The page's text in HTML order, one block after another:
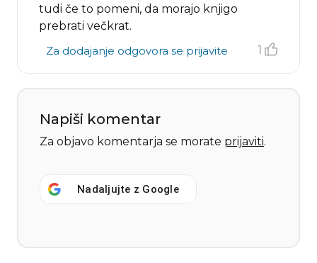
tudi če to pomeni, da morajo knjigo
prebrati večkrat.
Za dodajanje odgovora se prijavite
1
Napiši komentar
Za objavo komentarja se morate prijaviti.
Nadaljujte z Google